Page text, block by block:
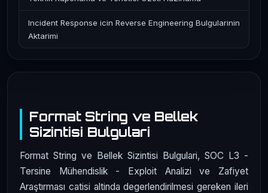
Format String ve Bellek
Sizintisi Bulgulari
Format String ve Bellek Sizintisi Bulgulari, SOC L3 -
Tersine Mühendislik - Exploit Analizi ve Zafiyet
Araştırması catisi altinda degerlendirilmesi gereken ileri
Incident Response icin Reverse Engineering Bulgularinin
Aktarimi